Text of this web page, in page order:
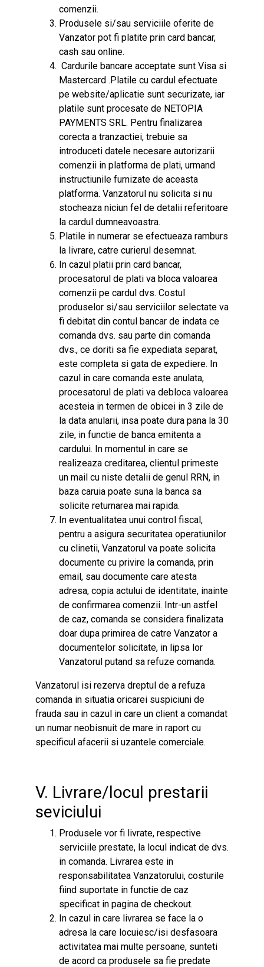
comenzii.
Produsele si/sau serviciile oferite de
Vanzator pot fi platite prin card bancar,
cash sau online.
Cardurile bancare acceptate sunt Visa si
Mastercard .Platile cu cardul efectuate
pe website/aplicatie sunt securizate, iar
platile sunt procesate de NETOPIA
PAYMENTS SRL. Pentru finalizarea
corecta a tranzactiei, trebuie sa
introduceti datele necesare autorizarii
comenzii in platforma de plati, urmand
instructiunile furnizate de aceasta
platforma. Vanzatorul nu solicita si nu
stocheaza niciun fel de detalii referitoare
la cardul dumneavoastra.
Platile in numerar se efectueaza ramburs
la livrare, catre curierul desemnat.
In cazul platii prin card bancar,
procesatorul de plati va bloca valoarea
comenzii pe cardul dvs. Costul
produselor si/sau serviciilor selectate va
fi debitat din contul bancar de indata ce
comanda dvs. sau parte din comanda
dvs., ce doriti sa fie expediata separat,
este completa si gata de expediere. In
cazul in care comanda este anulata,
procesatorul de plati va debloca valoarea
acesteia in termen de obicei in 3 zile de
la data anularii, insa poate dura pana la 30
zile, in functie de banca emitenta a
cardului. In momentul in care se
realizeaza creditarea, clientul primeste
un mail cu niste detalii de genul RRN, in
baza caruia poate suna la banca sa
solicite returnarea mai rapida.
In eventualitatea unui control fiscal,
pentru a asigura securitatea operatiunilor
cu clinetii, Vanzatorul va poate solicita
documente cu privire la comanda, prin
email, sau documente care atesta
adresa, copia actului de identitate, inainte
de confirmarea comenzii. Intr-un astfel
de caz, comanda se considera finalizata
doar dupa primirea de catre Vanzator a
documentelor solicitate, in lipsa lor
Vanzatorul putand sa refuze comanda.
Vanzatorul isi rezerva dreptul de a refuza
comanda in situatia oricarei suspiciuni de
frauda sau in cazul in care un client a comandat
un numar neobisnuit de mare in raport cu
specificul afacerii si uzantele comerciale.
V. Livrare/locul prestarii
seviciului
Produsele vor fi livrate, respective
serviciile prestate, la locul indicat de dvs.
in comanda. Livrarea este in
responsabilitatea Vanzatorului, costurile
fiind suportate in functie de caz
specificat in pagina de checkout.
In cazul in care livrarea se face la o
adresa la care locuiesc/isi desfasoara
activitatea mai multe persoane, sunteti
de acord ca produsele sa fie predate